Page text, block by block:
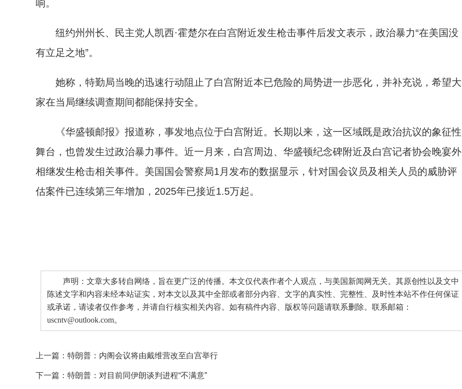
响。
纽约州州长、民主党人凯西·霍楚尔在白宫附近发生枪击事件后发文表示，政治暴力“在美国没
有立足之地”。
她称，特勤局当晚的迅速行动阻止了白宫附近本已危险的局势进一步恶化，并补充说，希望大
家在当局继续调查期间都能保持安全。
《华盛顿邮报》报道称，事发地点位于白宫附近。长期以来，这一区域既是政治抗议的象征性
舞台，也曾发生过政治暴力事件。近一月来，白宫周边、华盛顿纪念碑附近及白宫记者协会晚宴外
相继发生枪击相关事件。美国国会警察局1月发布的数据显示，针对国会议员及相关人员的威胁评
估案件已连续第三年增加，2025年已接近1.5万起。
声明：文章大多转自网络，旨在更广泛的传播。本文仅代表作者个人观点，与美国新闻网无关。其原创性以及文中
陈述文字和内容未经本站证实，对本文以及其中全部或者部分内容、文字的真实性、完整性、及时性本站不作任何保证
或承诺，请读者仅作参考，并请自行核实相关内容。如有稿件内容、版权等问题请联系删除。联系邮箱：
uscntv@outlook.com。
上一篇： 特朗普：内阁会议将由戴维营改至白宫举行
下一篇： 特朗普：对目前同伊朗谈判进程“不满意”